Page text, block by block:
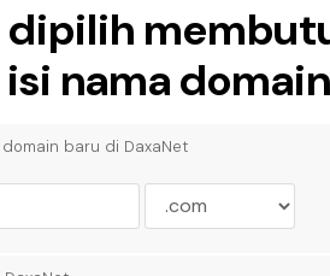
nama
baru di DaxaNet